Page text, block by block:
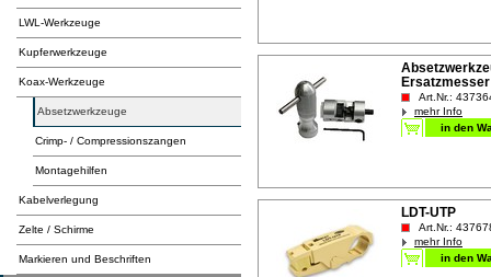
LWL-Werkzeuge
Kupferwerkzeuge
Koax-Werkzeuge
Absetzwerkzeuge
Crimp- / Compressionszangen
Montagehilfen
Kabelverlegung
Zelte / Schirme
Markieren und Beschriften
Ersatzmesser
Art.Nr.:
mehr Info
LDT-UTP
Art.Nr.:
mehr Info